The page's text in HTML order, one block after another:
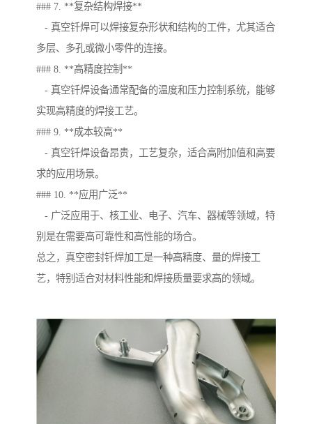
### 7. **复杂结构焊接**
- 真空钎焊可以焊接复杂形状和结构的工件，尤其适合
多层、多孔或微小零件的连接。
### 8. **高精度控制**
- 真空钎焊设备通常配备的温度和压力控制系统，能够
实现高精度的焊接工艺。
### 9. **成本较高**
- 真空钎焊设备昂贵，工艺复杂，适合高附加值和高要
求的应用场景。
### 10. **应用广泛**
- 广泛应用于、核工业、电子、汽车、器械等领域，特
别是在需要高可靠性和高性能的场合。
总之，真空密封钎焊加工是一种高精度、量的焊接工
艺，特别适合对材料性能和焊接质量要求高的领域。